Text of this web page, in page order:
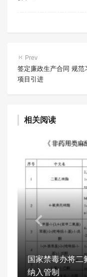
Prev
签定廉政生产合同 规范
项目引进
相关阅读
国家禁毒办将二
纳入管制